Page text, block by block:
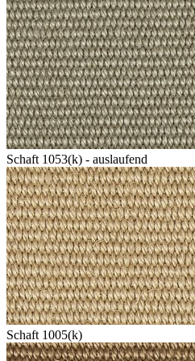
Schaft 1053(k) - auslaufend
Schaft 1005(k)